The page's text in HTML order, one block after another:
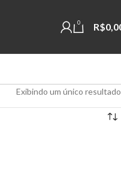
0 R$
Exibindo um único resultado